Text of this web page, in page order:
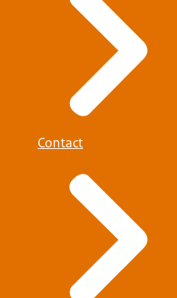
Contact